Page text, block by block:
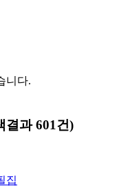
니다.
결과 601건)
집